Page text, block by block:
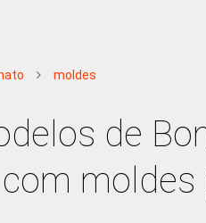
moldes
de
moldes